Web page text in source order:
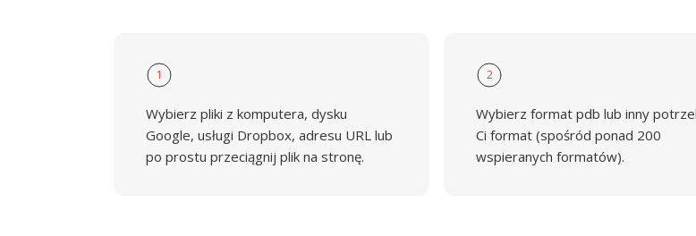
1
Wybierz pliki z komputera, dysku
Google, usługi Dropbox, adresu URL lub
po prostu przeciągnij plik na stronę.
2
Wybierz format pdb lub inny
Ci format (spośród ponad 200
wspieranych formatów).